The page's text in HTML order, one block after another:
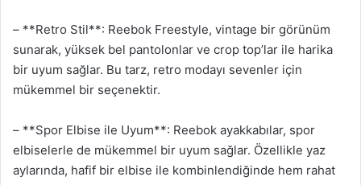
– **Retro Stil**: Reebok Freestyle, vintage bir görünüm
sunarak, yüksek bel pantolonlar ve crop top’lar ile harika
bir uyum sağlar. Bu tarz, retro modayı sevenler için
mükemmel bir seçenektir.
– **Spor Elbise ile Uyum**: Reebok ayakkabılar, spor
elbiselerle de mükemmel bir uyum sağlar. Özellikle yaz
aylarında, hafif bir elbise ile kombinlendiğinde hem rahat